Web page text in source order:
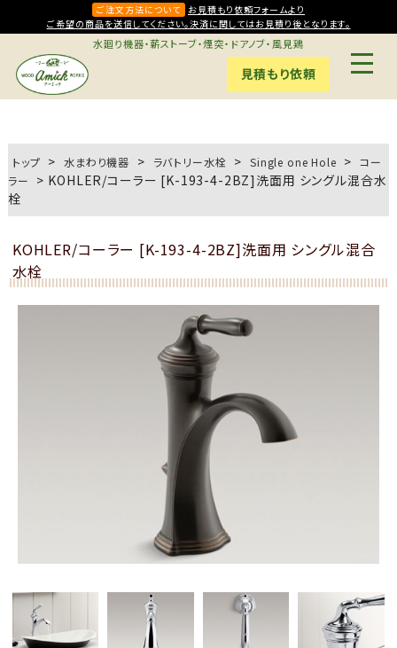
ご注文方法について
お見積もり依頼フォームより
ご希望の商品を送信してください。決済に関してはお見積り後となります。
水廻り機器・薪ストーブ・煙突・ドアノブ・風見鶏
見積もり依頼
トップ > 水まわり機器 > ラバトリー水栓 > Single one Hole > コー
ラー
> KOHLER/コーラー [K-193-4-2BZ]洗面用 シングル混合水
栓
KOHLER/コーラー [K-193-4-2BZ]洗面用 シングル混合
水栓